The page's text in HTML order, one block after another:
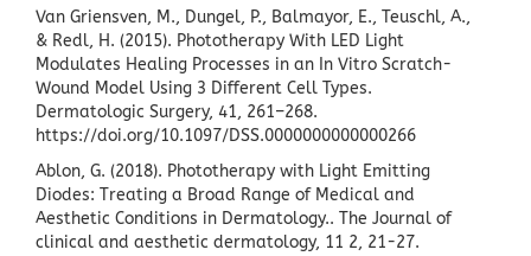
Van Griensven, M., Dungel, P., Balmayor, E., Teuschl, A.,
& Redl, H. (2015). Phototherapy With LED Light
Modulates Healing Processes in an In Vitro Scratch-
Wound Model Using 3 Different Cell Types.
Dermatologic Surgery, 41, 261–268.
https://doi.org/10.1097/DSS.0000000000000266
Ablon, G. (2018). Phototherapy with Light Emitting
Diodes: Treating a Broad Range of Medical and
Aesthetic Conditions in Dermatology.. The Journal of
clinical and aesthetic dermatology, 11 2, 21-27.